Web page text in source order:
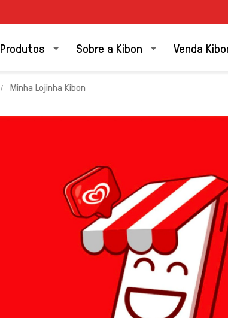
Produtos Sobre a Kibon Venda
Minha Lojinha Kibon